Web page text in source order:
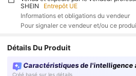
SHEIN
Entrepôt UE
Informations et obligations du vendeur
Pour signaler ce vendeur et/ou ce
Détails Du Produit
Caractéristiques de
Créé basé sur les détails